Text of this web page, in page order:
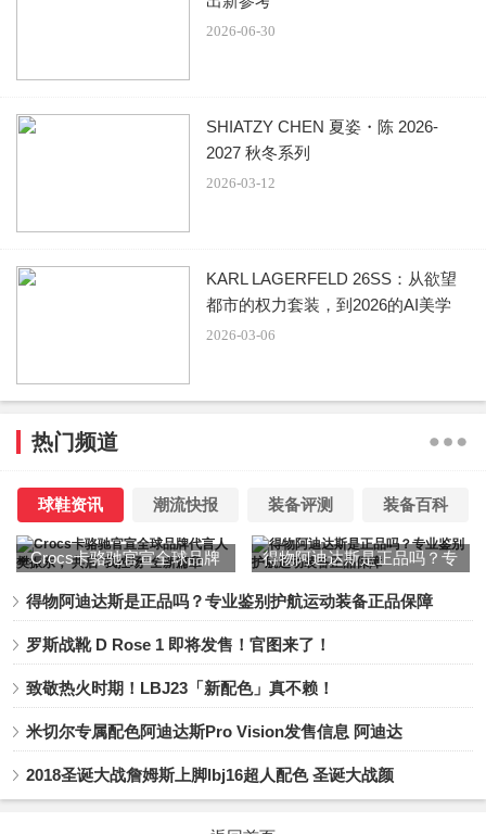
出游为织锦意象，使服装如同一幅随行展开的画卷。扶桑
花、牡丹与团花构筑繁盛流动样貌；材质大幅出现金属与翻
封、方形连袖与中式镶边口袋，构筑刚劲而内敛的细节，细
小玉石装饰与毛料点缀领口、袖口，营造如壁画般的质地，
在历史感与当代剪裁间取得精准平衡。
配件延伸玉的圆融精神，平安扣、玉珠、玉片与玉镯圆
新包款：长型包取玉镯轮廓，以金龟子绿、红与白构筑鲜明
面；化妆包以玉提把结合镜面语言，元宝型包款以毛海材质
鞋结构设计，从平底鞋、球鞋到缠带跟鞋，古典比例在当代
步伐中重新定义。
夏姿陈 SHIATZY CHEN 2026/2027 秋冬系列「舞玉」包袋
“舞玉”系列以线条工艺刻画光泽，以品质内在雕塑灵
魂。玉不再静止，而是在流动中生成当代女性的刚柔之美，
它可以是轻盈、也可以是浓郁。本季描写女性内在圆融坚
定，时间被柔和拉长，美在深情中凝固。一曲舞毕，形犹
从左至右：品牌代言人刘宇、奥运冠军孙一文、演员袁姗姗、歌手袁一琦
2026-06-30
SHIATZY CHEN 夏姿・陈 2026-
2027 秋冬系列
2026-03-12
KARL LAGERFELD 26SS：从欲望
都市的权力套装，到2026的AI美学
2026-03-06
热门频道
球鞋资讯 潮流快报 装备评测 装备百科
Crocs卡骆驰官宣全球品牌
场”全新篇章
得物阿迪达斯是正品吗？专
障
得物阿迪达斯是正品吗？专业鉴别护航运动装备正品保障
罗斯战靴 D Rose 1 即将发售！官图来了！
致敬热火时期！LBJ23「新配色」真不赖！
米切尔专属配色阿迪达斯Pro Vision发售信息 阿迪达
2018圣诞大战詹姆斯上脚lbj16超人配色 圣诞大战颜